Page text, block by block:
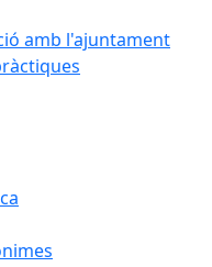
amb l'ajuntament